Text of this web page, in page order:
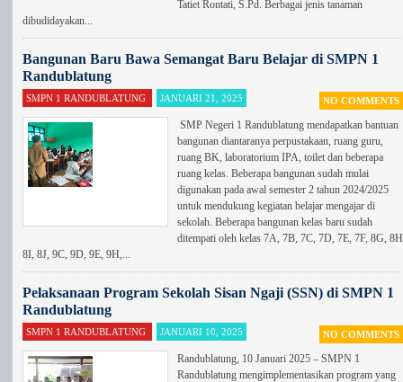
Tatiet Rontati, S.Pd. Berbagai jenis tanaman
dibudidayakan...
Bangunan Baru Bawa Semangat Baru Belajar di SMPN 1
Randublatung
SMPN 1 RANDUBLATUNG JANUARI 21, 2025 NO COMMENTS
SMP Negeri 1 Randublatung mendapatkan bantuan
bangunan diantaranya perpustakaan, ruang guru,
ruang BK, laboratorium IPA, toilet dan beberapa
ruang kelas. Beberapa bangunan sudah mulai
digunakan pada awal semester 2 tahun 2024/2025
untuk mendukung kegiatan belajar mengajar di
sekolah. Beberapa bangunan kelas baru sudah
ditempati oleh kelas 7A, 7B, 7C, 7D, 7E, 7F, 8G,
8I, 8J, 9C, 9D, 9E, 9H,...
Pelaksanaan Program Sekolah Sisan Ngaji (SSN) di SMPN 1
Randublatung
SMPN 1 RANDUBLATUNG JANUARI 10, 2025 NO COMMENTS
Randublatung, 10 Januari 2025 – SMPN 1
Randublatung mengimplementasikan program yang